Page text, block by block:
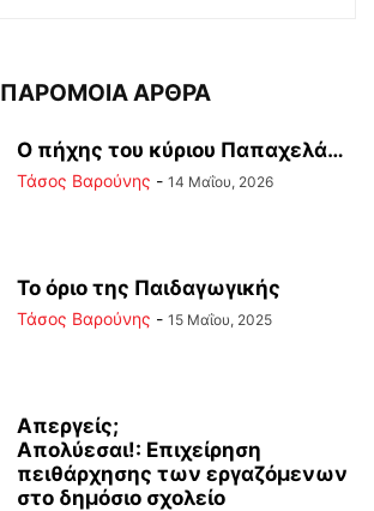
ΠΑΡΟΜΟΙΑ ΑΡΘΡΑ
Ο πήχης του κύριου Παπαχελά…
Τάσος Βαρούνης - 14 Μαΐου, 2026
Το όριο της Παιδαγωγικής
Τάσος Βαρούνης - 15 Μαΐου, 2025
Απεργείς;
Απολύεσαι!: Επιχείρηση
πειθάρχησης των εργαζόμενων
στο δημόσιο σχολείο